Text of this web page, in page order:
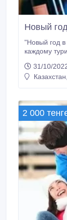
Новый
"Новый год
каждому
отдыха в Ташкенте. Вариант:
(Скидки- по
"Новый год в
города для
31/10/
2 000